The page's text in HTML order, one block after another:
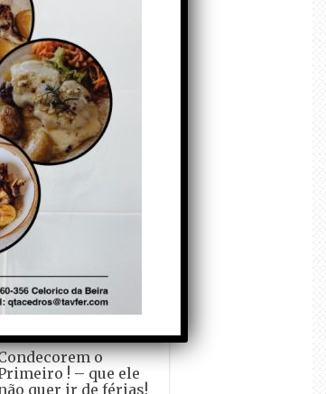
6 de Agosto de 2026
marca Sporting em
o mundo está a
atrás de
Autor: Paulo
crescimento…
Nuno Pereira
1 de Agosto de 2026
Pogacar vence o
– A “Volta a
em Bicicleta”
quinta vez! Autor:
o
! – que ele
quer ir de férias!